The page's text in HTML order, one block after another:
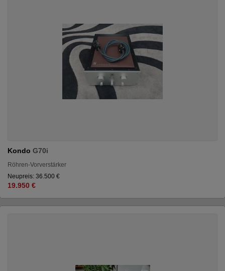
Kondo G70i
Röhren-Vorverstärker
Neupreis: 36.500 €
19.950 €